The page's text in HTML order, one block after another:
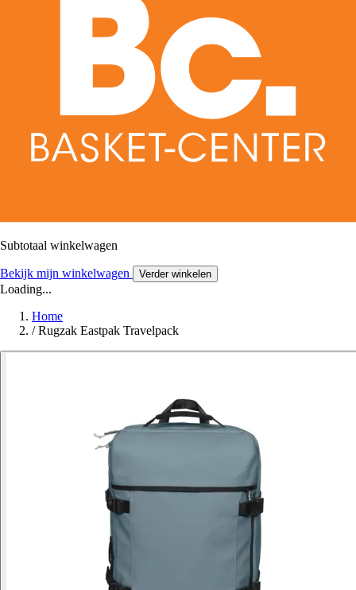
Subtotaal winkelwagen
Bekijk mijn winkelwagen Verder winkelen
Loading...
Home
/ Rugzak Eastpak Travelpack